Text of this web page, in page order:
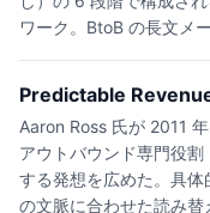
ワーク。BtoB の長文メ
Predictable Revenue
Aaron Ross 氏が 2011
アウトバウンド専門役
する発想を広めた。具
の文脈に合わせた読み替